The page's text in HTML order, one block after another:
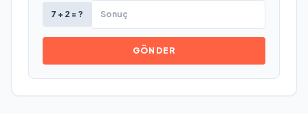
7 + 2 = ?
GÖNDER